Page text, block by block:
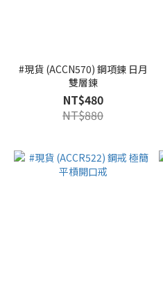
#現貨 (ACCN570) 鋼項鍊 日月
雙層鍊
NT$480
NT$880